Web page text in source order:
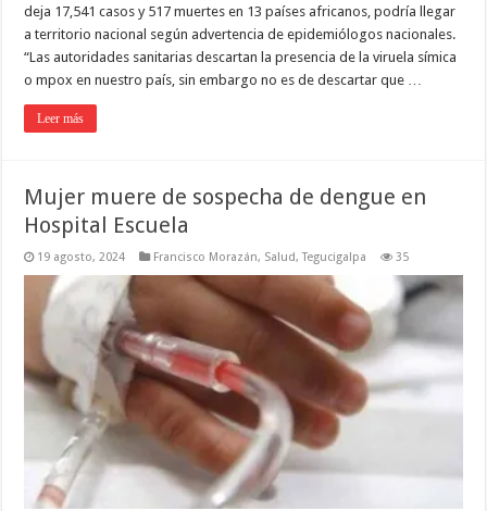
deja 17,541 casos y 517 muertes en 13 países africanos, podría llegar
a territorio nacional según advertencia de epidemiólogos nacionales.
“Las autoridades sanitarias descartan la presencia de la viruela símica
o mpox en nuestro país, sin embargo no es de descartar que …
Leer más
Mujer muere de sospecha de dengue en
Hospital Escuela
19 agosto, 2024 Francisco Morazán, Salud,Tegucigalpa 35